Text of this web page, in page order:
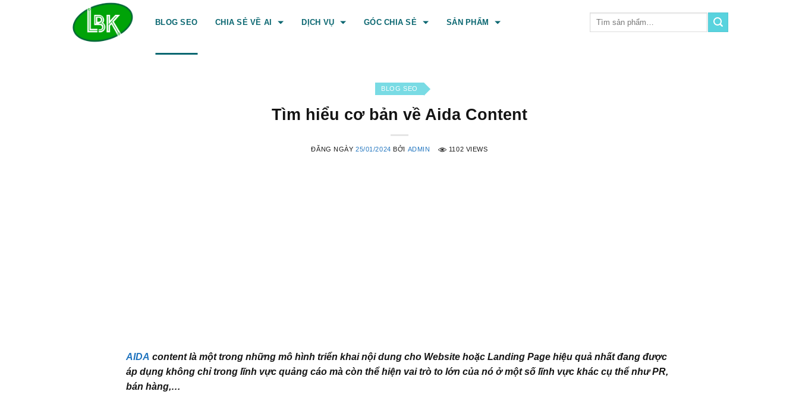
BLOG SEO CHIA SẺ VỀ AI DỊCH VỤ GÓC CHIA SẺ SẢN PHẨM
Tìm
BLOG SEO
Tìm hiểu cơ bản về Aida Content
ĐĂNG NGÀY25/01/2024 BỞI ADMIN 1102 VIEWS
AIDA content là một trong những mô hình triển khai nội dung cho Website hoặc Landing Page hiệu quả nhất đang được
áp dụng không chỉ trong lĩnh vực quảng cáo mà còn thể hiện vai trò to lớn của nó ở một số lĩnh vực khác cụ thể như PR,
bán hàng,…